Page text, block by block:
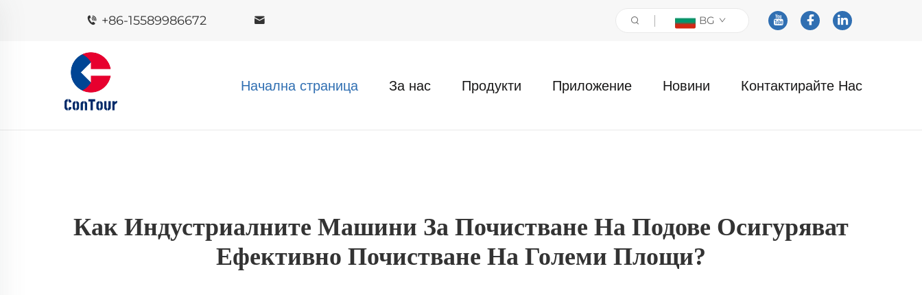
+86-15589986672 BG
Начална страница За нас Продукти Приложение Новини Контактирайте Нас
Как Индустриалните Машини За Почистване На Подове Осигуряват
Ефективно Почистване На Големи Площи?